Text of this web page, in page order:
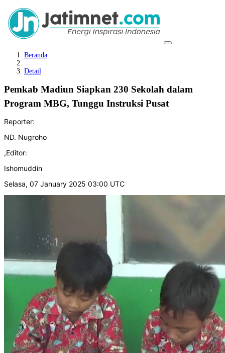
Beranda
Detail
Pemkab Madiun Siapkan 230 Sekolah dalam
Program MBG, Tunggu Instruksi Pusat
Reporter:
ND. Nugroho
,Editor:
Ishomuddin
Selasa, 07 January 2025 03:00 UTC